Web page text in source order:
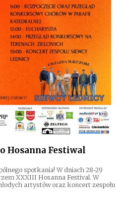
Hosanna Festiwal
spotkania! W dniach 28-29
XXXIII Hosanna Festival. W
artystów oraz koncert zespołu